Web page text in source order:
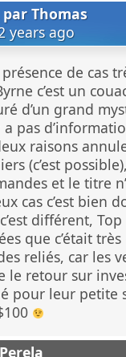
parThomas
years ago
de cas
c’est un
d’un grand
pas
raisons
(c’est
et le titre
cas c’est bien
différent,
que c’était
reliés, car les
le retour sur
pour leur petite
Perela